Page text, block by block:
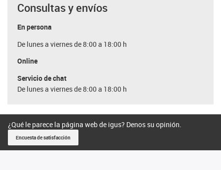
Consultas y envíos
En persona
De lunes a viernes de 8:00 a 18:00 h
Online
Servicio de chat
De lunes a viernes de 8:00 a 18:00 h
¿Qué le parece la página web de igus? Denos su opinión.
Encuesta de satisfacción